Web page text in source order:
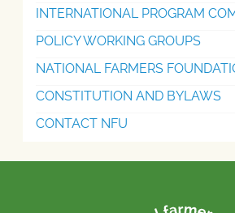
INTERNATIONAL PROGRAM
POLICY WORKING GROUPS
NATIONAL FARMERS
CONSTITUTION AND BYLAWS
CONTACT NFU